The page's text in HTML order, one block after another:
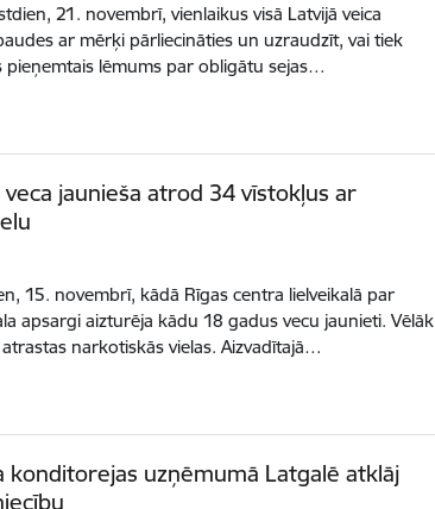
21. novembrī, vienlaikus visā Latvijā veica
ar mērķi pārliecināties un uzraudzīt, vai tiek
pieņemtais lēmums par obligātu sejas…
veca jaunieša atrod 34 vīstokļus ar
15. novembrī, kādā Rīgas centra lielveikalā par
apsargi aizturēja kādu 18 gadus vecu jaunieti. Vēlāk
narkotiskās vielas. Aizvadītajā…
konditorejas uzņēmumā Latgalē atklāj